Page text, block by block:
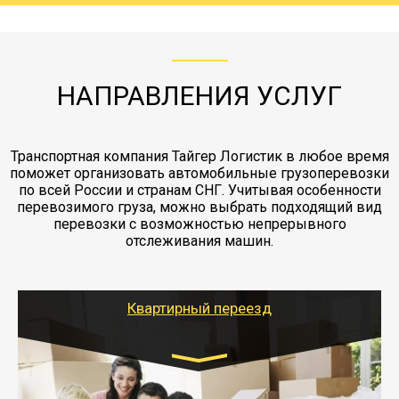
заканчивая выгрузкой в пункте получателя.
НАПРАВЛЕНИЯ УСЛУГ
Транспортная компания Тайгер Логистик в любое время
поможет организовать автомобильные грузоперевозки
по всей России и странам СНГ. Учитывая особенности
перевозимого груза, можно выбрать подходящий вид
перевозки с возможностью непрерывного
отслеживания машин.
Квартирный переезд